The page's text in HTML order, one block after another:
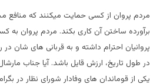
مردم پروان از کسی حمایت میکنند که منافع
برآورده ساختن آن کاری بکند. مردم پروان به
پروانیان احترام داشته و به قربانی های شان در
در طول تاریخ، ارزش قایل باشد. آیا جناب
یکی از قوماندان های وفادار شورای نظار در